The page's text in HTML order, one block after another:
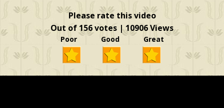
Please rate this video
Out of 156 votes | 10906 Views
Poor Good Great